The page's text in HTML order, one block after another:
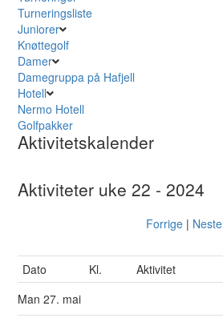
Turneringsliste
Juniorer
Knøttegolf
Damer
Damegruppa på Hafjell
Hotell
Nermo Hotell
Golfpakker
Aktivitetskalender
Aktiviteter uke 22 - 2024
Forrige| Neste
Dato Kl. Aktivitet
Man27. mai